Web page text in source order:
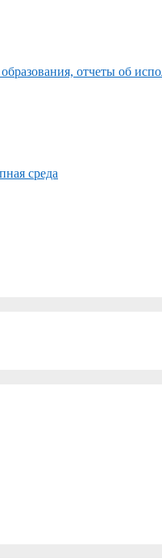
отчеты об
среда